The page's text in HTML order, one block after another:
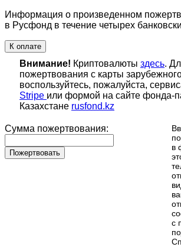
Информация о произведенном
в Русфонд в течение четырех
К оплате
Внимание! Криптовалюты здесь.
пожертвования с карты
воспользуйтесь, пожалуйста,
Stripe или формой на сайте фонда-
Казахстане rusfond.kz
Сумма пожертвования:
Пожертвовать
в
с